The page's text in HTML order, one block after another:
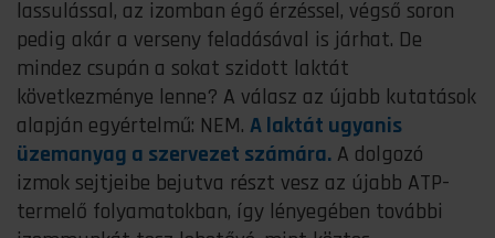
lassulással, az izomban égő érzéssel, végső soron
pedig akár a verseny feladásával is járhat. De
mindez csupán a sokat szidott laktát
következménye lenne? A válasz az újabb kutatások
alapján egyértelmű: NEM. A laktát ugyanis
üzemanyag a szervezet számára. A dolgozó
izmok sejtjeibe bejutva részt vesz az újabb ATP-
termelő folyamatokban, így lényegében további